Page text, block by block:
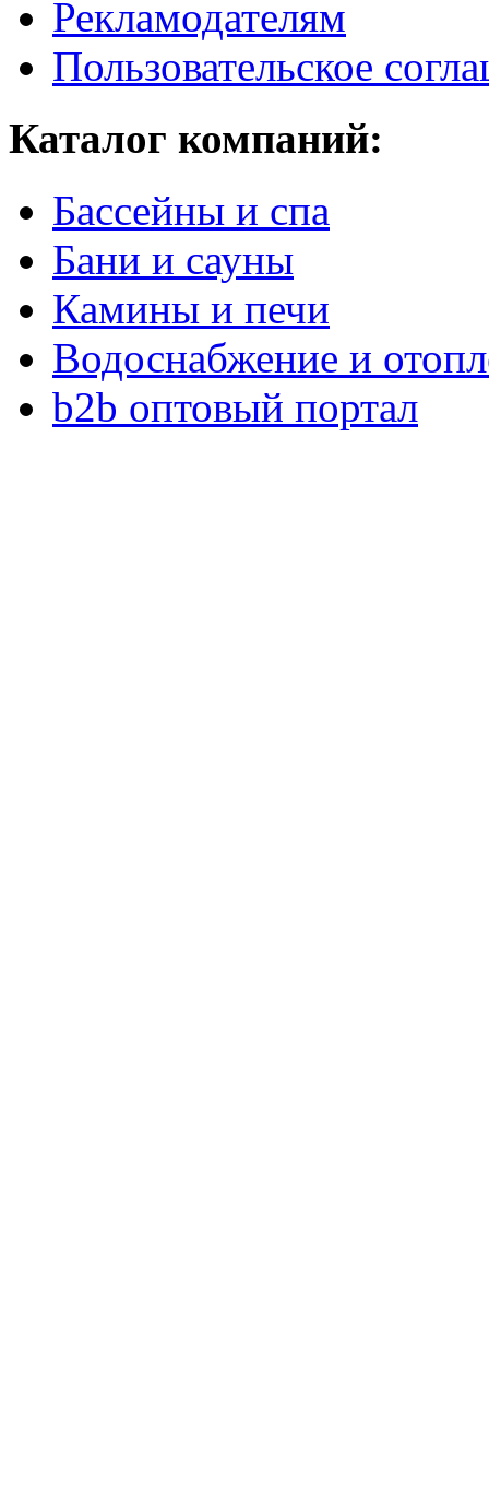
Рекламодателям
Пользовательское
Каталог компаний:
Бассейны и спа
Бани и сауны
Камины и печи
Водоснабжение и
b2b оптовый портал